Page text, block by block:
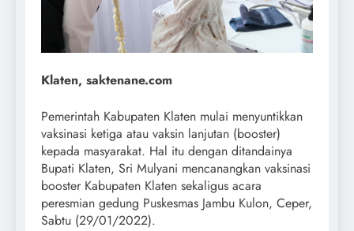
Klaten, saktenane.com
Pemerintah Kabupaten Klaten mulai menyuntikkan
vaksinasi ketiga atau vaksin lanjutan (booster)
kepada masyarakat. Hal itu dengan ditandainya
Bupati Klaten, Sri Mulyani mencanangkan vaksinasi
booster Kabupaten Klaten sekaligus acara
peresmian gedung Puskesmas Jambu Kulon, Ceper,
Sabtu (29/01/2022).